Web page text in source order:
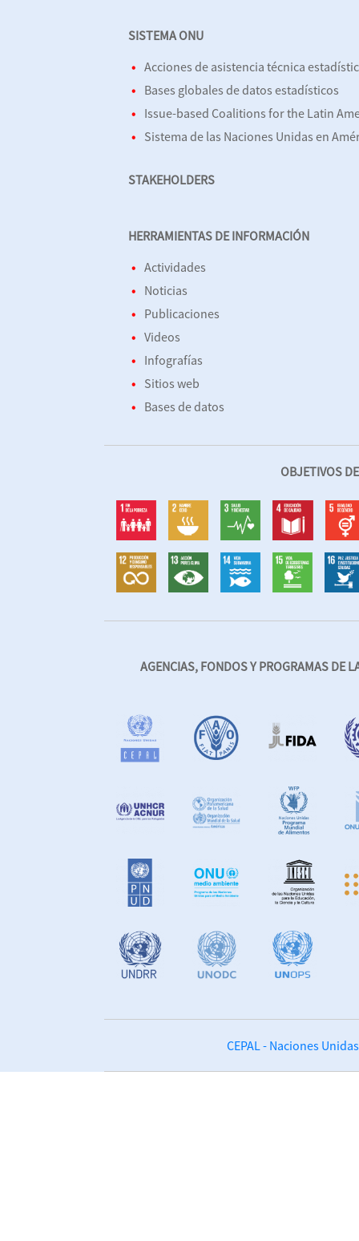
SISTEMA ONU
Acciones de asistencia técnica
Bases globales de datos estadísticos
Issue-based Coalitions for the Latin
Sistema de las Naciones Unidas en
STAKEHOLDERS
HERRAMIENTAS DE INFORMACIÓN
Actividades
Noticias
Publicaciones
Videos
Infografías
Sitios web
Bases de datos
OBJETIVOS
AGENCIAS, FONDOS Y PROGRAMAS DE
CEPAL - Naciones Unidas